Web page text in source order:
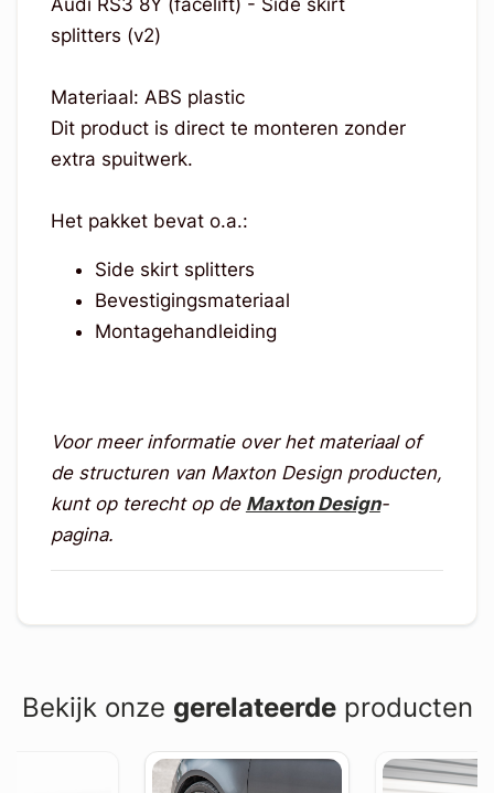
splitters (v2)
Materiaal: ABS plastic
Dit product is direct te monteren zonder
extra spuitwerk.
Het pakket bevat o.a.:
Side skirt splitters
Bevestigingsmateriaal
Montagehandleiding
Voor meer informatie over het materiaal of
de structuren van Maxton Design producten,
kunt op terecht op de Maxton Design-
pagina.
Bekijk onze gerelateerdeproducten